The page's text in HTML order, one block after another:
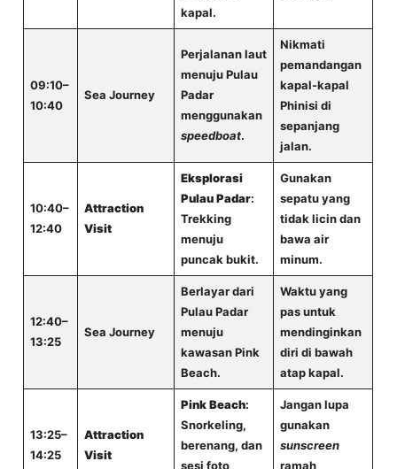
kapal.
09:10–
10:40
Sea Journey
Perjalanan laut
menuju Pulau
Padar
menggunakan
speedboat.
Nikmati
pemandangan
kapal-kapal
Phinisi di
sepanjang
jalan.
10:40–
12:40
Attraction
Visit
Eksplorasi
Pulau Padar:
Trekking
menuju
puncak bukit.
Gunakan
sepatu yang
tidak licin dan
bawa air
minum.
12:40–
13:25
Sea Journey
Berlayar dari
Pulau Padar
menuju
kawasan Pink
Beach.
Waktu yang
pas untuk
mendinginkan
diri di bawah
atap kapal.
13:25–
14:25
Attraction
Visit
Pink Beach:
Snorkeling,
berenang, dan
sesi foto
Jangan lupa
gunakan
sunscreen
ramah